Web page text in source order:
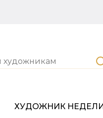
ХУДОЖНИК